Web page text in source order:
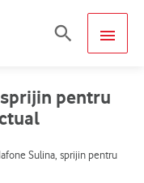
MAIN
Search
pentru
Sulina, sprijin pentru